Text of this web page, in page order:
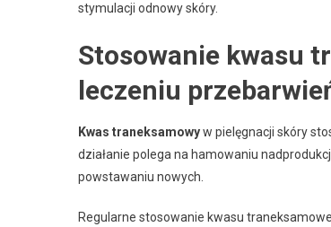
stymulacji odnowy skóry.
Stosowanie kwasu
leczeniu
Kwas traneksamowyw pielęgnacji skóry
działanie polega na hamowaniu
powstawaniu nowych.
Regularne stosowanie kwasu